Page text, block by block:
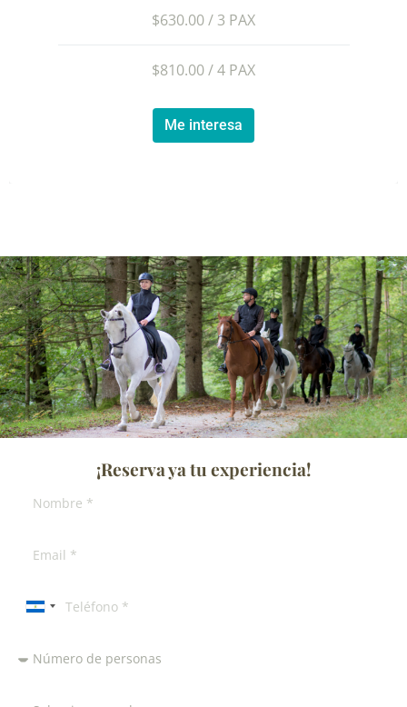
$630.00 / 3 PAX
$810.00 / 4 PAX
Me interesa
¡Reserva ya tu experiencia!
Nicaragua